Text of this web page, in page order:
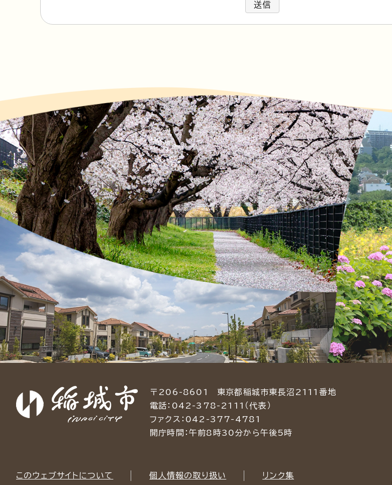
送信
〒206-8601 東京都稲城市東長沼2111番地
電話：042-378-2111（代表）
ファクス：042-377-4781
開庁時間：午前8時30分から午後5時
このウェブサイトについて 個人情報の取り扱い リンク集